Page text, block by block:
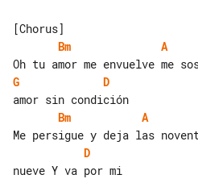
Bm
A
G
D
Bm
A
D